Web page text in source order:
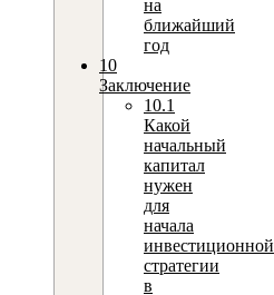
на
ближайший
год
10
Заключение
10.1
Какой
начальный
капитал
нужен
для
начала
инвестиционной
стратегии
в